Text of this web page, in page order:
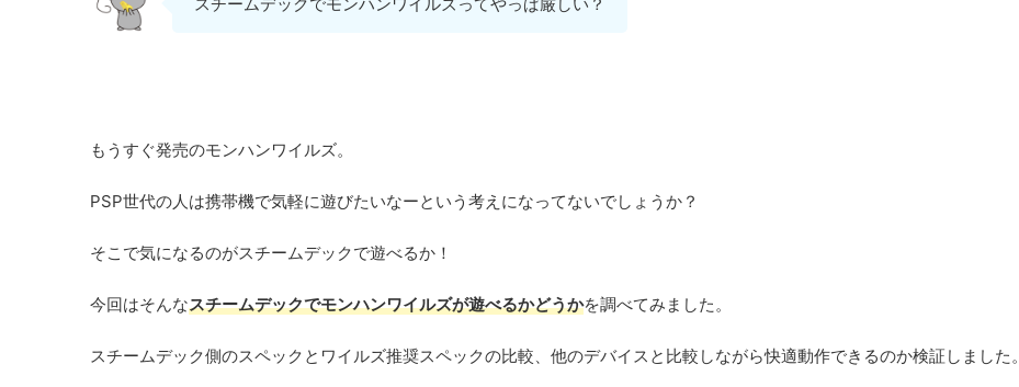
もうすぐ発売のモンハンワイルズ。
PSP世代の人は携帯機で気軽に遊びたいなーという考えになってないでしょうか？
そこで気になるのがスチームデックで遊べるか！
今回はそんなスチームデックでモンハンワイルズが遊べるかどうかを調べてみました。
スチームデック側のスペックとワイルズ推奨スペックの比較、他のデバイスと比較しながら快適動作できるのか検証しました。